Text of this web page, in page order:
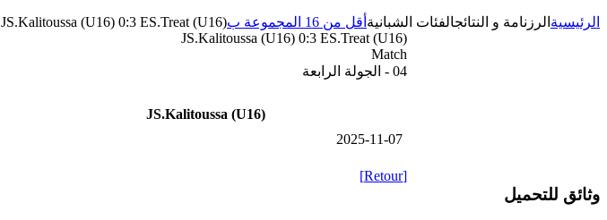
الرئيسية الرزنامة و النتائجالفئات الشبانية أقل من 16 المجموعة ب
JS.Kalitoussa (U16) 0:3 ES.Treat (U16)
JS.Kalitoussa (U16) 0:3 ES.Treat (U16)
Match
04 - الجولة الرابعة
JS.Kalitoussa (U16)
2025-11-07
[Retour]
وثائق للتحميل